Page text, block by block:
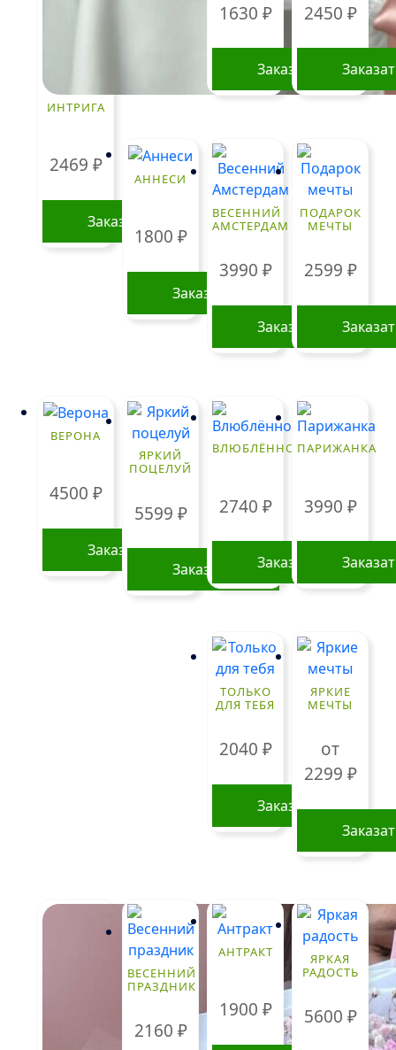
ИНТРИГА
2469 ₽
Заказать
товара.
1630 ₽
Заказать
2450 ₽
АННЕСИ
1800 ₽
Заказать
ВЕСЕННИЙ
АМСТЕРДАМ
3990 ₽
Заказать
ПОДАРОК
МЕЧТЫ
2599 ₽
ВЕРОНА
4500 ₽
Заказать
ЯРКИЙ
ПОЦЕЛУЙ
5599 ₽
Заказать
ВЛЮБЛЁННОСТЬ
2740 ₽
Заказать
ПАРИЖАНКА
3990 ₽
ТОЛЬКО
ДЛЯ ТЕБЯ
2040 ₽
Заказать
ЯРКИЕ
МЕЧТЫ
от
2299 ₽
имеет
Опции
можно
выбрать
ВЕСЕННИЙ
ПРАЗДНИК
2160 ₽
АНТРАКТ
1900 ₽
ЯРКАЯ
РАДОСТЬ
5600 ₽